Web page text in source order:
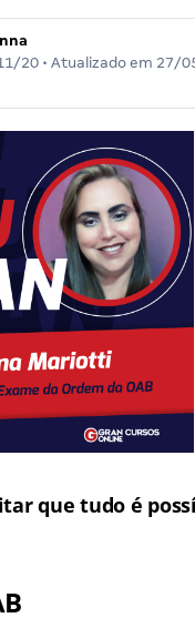
20• Atualizado em 27/
que tudo é